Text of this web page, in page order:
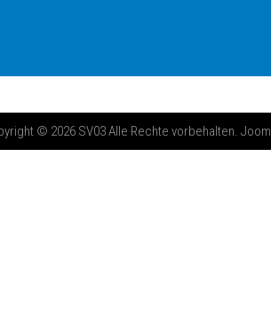
© 2026 SV03 Alle Rechte vorbehalten.